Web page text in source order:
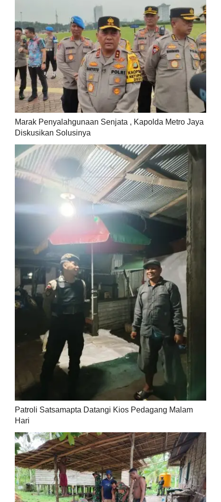
Marak Penyalahgunaan Senjata , Kapolda Metro Jaya
Diskusikan Solusinya
Patroli Satsamapta Datangi Kios Pedagang Malam
Hari